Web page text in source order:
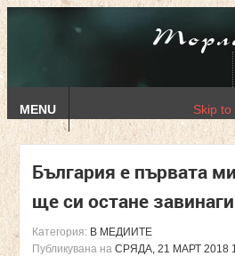
MENU Skip
България е първата
ще си остане завинаги
Категория: В МЕДИИТЕ
Публикувана на СРЯДА, 21 МАРТ 2018